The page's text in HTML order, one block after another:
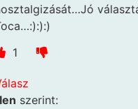
1
szerint: